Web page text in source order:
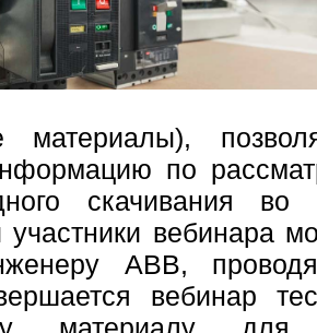
материалы),
по
скачивания
участники вебинара
ABB,
вебинар